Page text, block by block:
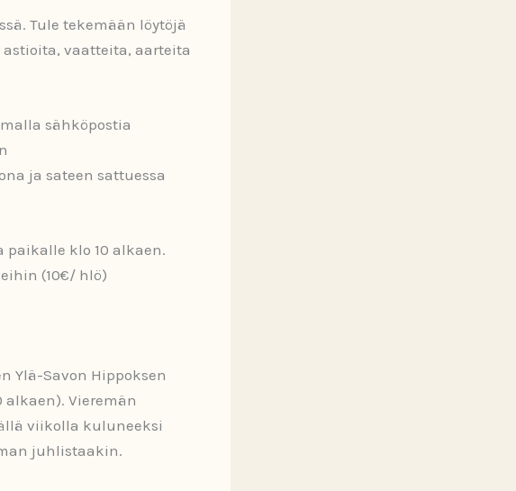
Tule tekemään löytöjä
vaatteita, aarteita
sähköpostia
ja sateen sattuessa
klo 10 alkaen.
(10€/ hlö)
Ylä-Savon Hippoksen
Vieremän
viikolla kuluneeksi
juhlistaakin.